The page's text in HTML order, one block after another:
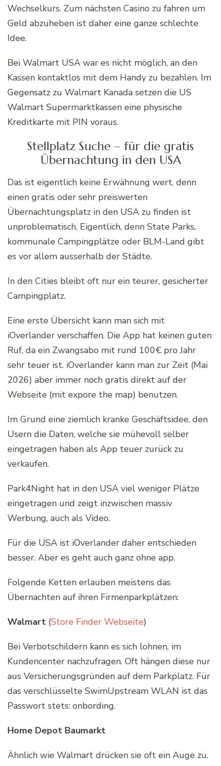
Wechselkurs. Zum nächsten Casino zu fahren um
Geld abzuheben ist daher eine ganze schlechte
Idee.
Bei Walmart USA war es nicht möglich, an den
Kassen kontaktlos mit dem Handy zu bezahlen. Im
Gegensatz zu Walmart Kanada setzen die US
Walmart Supermarktkassen eine physische
Kreditkarte mit PIN voraus.
Stellplatz Suche – für die gratis
Übernachtung in den USA
Das ist eigentlich keine Erwähnung wert, denn
einen gratis oder sehr preiswerten
Übernachtungsplatz in den USA zu finden ist
unproblematisch. Eigentlich, denn State Parks,
kommunale Campingplätze oder BLM-Land gibt
es vor allem ausserhalb der Städte.
In den Cities bleibt oft nur ein teurer, gesicherter
Campingplatz.
Eine erste Übersicht kann man sich mit
iOverlander verschaffen. Die App hat keinen guten
Ruf, da ein Zwangsabo mit rund 100€ pro Jahr
sehr teuer ist. iOverlander kann man zur Zeit (Mai
2026) aber immer noch gratis direkt auf der
Webseite (mit expore the map) benutzen.
Im Grund eine ziemlich kranke Geschäftsidee, den
Usern die Daten, welche sie mühevoll selber
eingetragen haben als App teuer zurück zu
verkaufen.
Park4Night hat in den USA viel weniger Plätze
eingetragen und zeigt inzwischen massiv
Werbung, auch als Video.
Für die USA ist iOverlander daher entschieden
besser. Aber es geht auch ganz ohne app.
Folgende Ketten erlauben meistens das
Übernachten auf ihren Firmenparkplätzen:
Walmart (Store Finder Webseite)
Bei Verbotschildern kann es sich lohnen, im
Kundencenter nachzufragen. Oft hängen diese nur
aus Versicherungsgründen auf dem Parkplatz. Für
das verschlüsselte SwimUpstream WLAN ist das
Passwort stets: onbording.
Home Depot Baumarkt
Ähnlich wie Walmart drücken sie oft ein Auge zu.